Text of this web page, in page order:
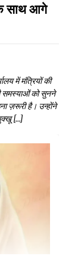
साथ आगे
में मंत्रियों की
समस्याओं को सुनने
ज़रूरी है। उन्होंने
[…]